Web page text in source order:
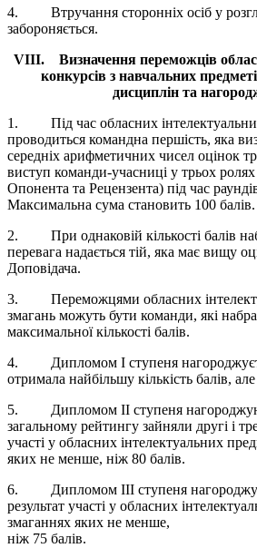
4. Втручання сторонніх осіб у
забороняється.
VIII. Визначення переможців
конкурсів з навчальних
дисциплін та
1. Під час обласних
проводиться командна першість, яка
середніх арифметичних чисел оцінок
виступ команди-учасниці у трьох
Опонента та Рецензента) під час
Максимальна сума становить 100 балів.
2. При однаковій кількості балів
перевага надається тій, яка має вищу
Доповідача.
3. Переможцями обласних
змагань можуть бути команди, які
максимальної кількості балів.
4. Дипломом І ступеня
отримала найбільшу кількість балів,
5. Дипломом ІІ ступеня
загальному рейтингу зайняли другі і
участі у обласних інтелектуальних
яких не менше, ніж 80 балів.
6. Дипломом ІІІ ступеня
результат участі у обласних
змаганнях яких не менше,
ніж 75 балів.